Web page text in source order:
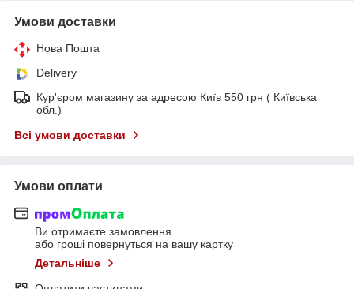
Умови доставки
Нова Пошта
Delivery
Кур'єром магазину за адресою Київ 550 грн ( Київська
обл.)
Всі умови доставки
Умови оплати
Ви отримаєте замовлення
або гроші повернуться на вашу картку
Детальніше